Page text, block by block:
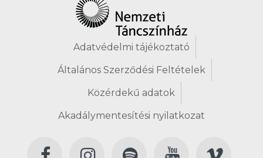
Adatvédelmi tájékoztató
Általános Szerződési Feltételek
Közérdekű adatok
Akadálymentesítési nyilatkozat